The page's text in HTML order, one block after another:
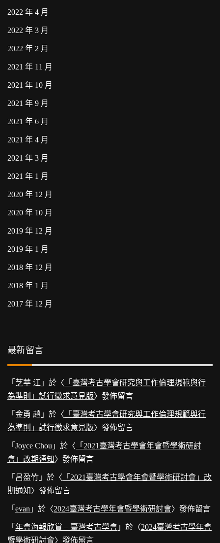
2022 年 4 月
2022 年 3 月
2022 年 2 月
2021 年 11 月
2021 年 10 月
2021 年 9 月
2021 年 6 月
2021 年 4 月
2021 年 3 月
2021 年 1 月
2020 年 12 月
2020 年 10 月
2019 年 12 月
2019 年 1 月
2018 年 12 月
2018 年 1 月
2017 年 12 月
最新留言
「 芝華 江 」於〈 「臺灣考古學會研究與工作倫理規範與行
為準則」試行徵求意見版〉發佈留言
「 金勇 趙 」於〈 「臺灣考古學會研究與工作倫理規範與行
為準則」試行徵求意見版〉發佈留言
「 Joyce Chou 」於〈 「2021臺灣考古學會年會暨學術研討
會」改期通知〉發佈留言
「 呂盈竹 」於〈 「2021臺灣考古學會年會暨學術研討會」改
期通知〉發佈留言
「 evan 」於〈2024臺灣考古學年會暨學術研討會〉發佈留言
「 年會海報欣賞 – 臺灣考古學會 」於〈2024臺灣考古學年會
暨學術研討會〉發佈留言